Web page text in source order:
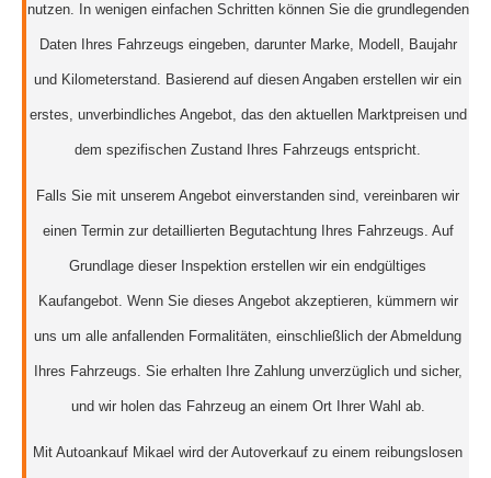
nutzen. In wenigen einfachen Schritten können Sie die grundlegenden
Daten Ihres Fahrzeugs eingeben, darunter Marke, Modell, Baujahr
und Kilometerstand. Basierend auf diesen Angaben erstellen wir ein
erstes, unverbindliches Angebot, das den aktuellen Marktpreisen und
dem spezifischen Zustand Ihres Fahrzeugs entspricht.
Falls Sie mit unserem Angebot einverstanden sind, vereinbaren wir
einen Termin zur detaillierten Begutachtung Ihres Fahrzeugs. Auf
Grundlage dieser Inspektion erstellen wir ein endgültiges
Kaufangebot. Wenn Sie dieses Angebot akzeptieren, kümmern wir
uns um alle anfallenden Formalitäten, einschließlich der Abmeldung
Ihres Fahrzeugs. Sie erhalten Ihre Zahlung unverzüglich und sicher,
und wir holen das Fahrzeug an einem Ort Ihrer Wahl ab.
Mit Autoankauf Mikael wird der Autoverkauf zu einem reibungslosen